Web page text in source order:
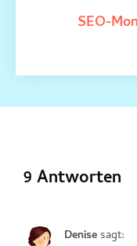
SEO-
9 Antworten
Denisesagt: